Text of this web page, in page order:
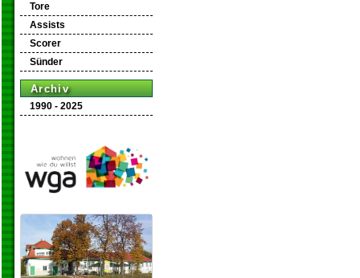
Tore
Assists
Scorer
Sünder
Archiv
1990 - 2025